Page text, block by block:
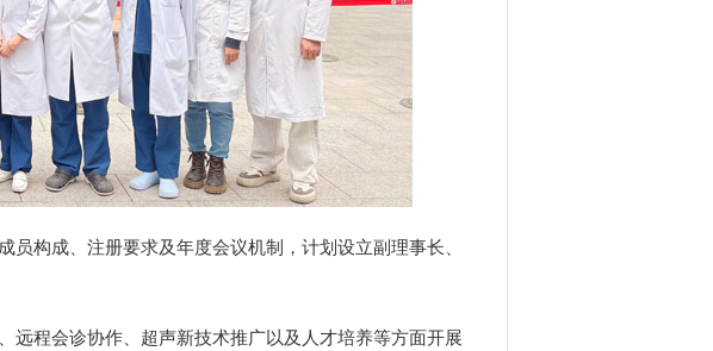
构成、注册要求及年度会议机制，计划设立副理事长、
远程会诊协作、超声新技术推广以及人才培养等方面开展